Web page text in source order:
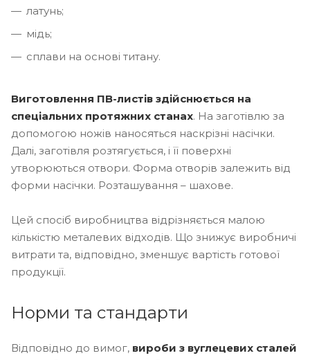
латунь;
мідь;
сплави на основі титану.
Виготовлення ПВ-листів здійснюється на
спеціальних протяжних станах. На заготівлю за
допомогою ножів наносяться наскрізні насічки.
Далі, заготівля розтягується, і її поверхні
утворюються отвори. Форма отворів залежить від
форми насічки. Розташування – шахове.
Цей спосіб виробництва відрізняється малою
кількістю металевих відходів. Що знижує виробничі
витрати та, відповідно, зменшує вартість готової
продукції.
Норми та стандарти
Відповідно до вимог, вироби з вуглецевих сталей